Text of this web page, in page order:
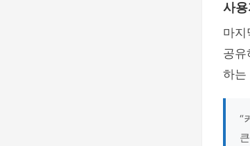
사
마지
공유
하는
“